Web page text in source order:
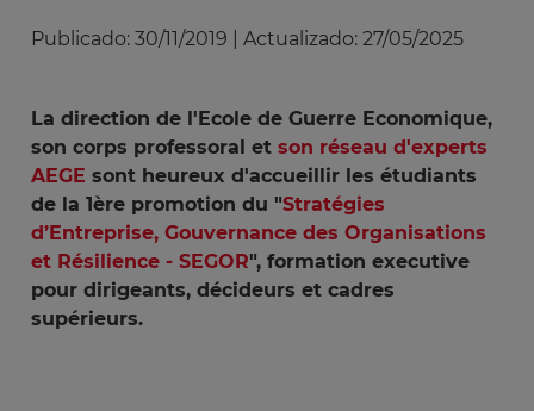
Publicado: 30/11/2019 Actualizado: 27/05/2025
La direction de l'Ecole de Guerre Economique,
son corps professoral et son réseau d'experts
AEGE sont heureux d'accueillir les étudiants
de la 1ère promotion du "Stratégies
d’Entreprise, Gouvernance des Organisations
et Résilience - SEGOR", formation executive
pour dirigeants, décideurs et cadres
supérieurs.